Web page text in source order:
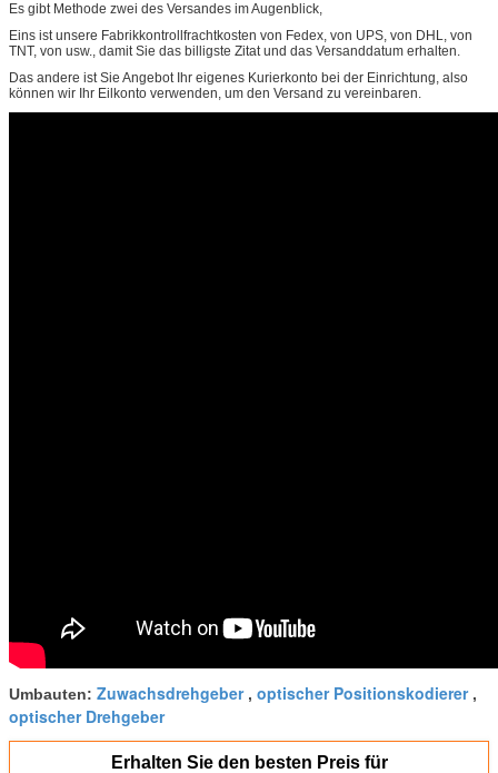
Es gibt Methode zwei des Versandes im Augenblick,
Eins ist unsere Fabrikkontrollfrachtkosten von Fedex, von UPS, von DHL, von
TNT, von usw., damit Sie das billigste Zitat und das Versanddatum erhalten.
Das andere ist Sie Angebot Ihr eigenes Kurierkonto bei der Einrichtung, also
können wir Ihr Eilkonto verwenden, um den Versand zu vereinbaren.
Umbauten: Zuwachsdrehgeber, optischer Positionskodierer,
optischer Drehgeber
Erhalten Sie den besten Preis für